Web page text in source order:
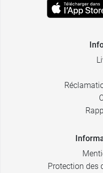
Protection des